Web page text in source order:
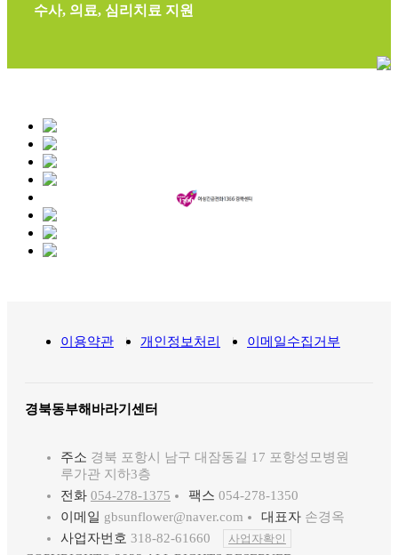
수사, 의료, 심리치료 지원
이용약관 개인정보처리 이메일수집거부
경북동부해바라기센터
주소 경북 포항시 남구 대잠동길 17 포항성모병원
루가관 지하3층
전화 054-278-1375 팩스 054-278-1350
이메일 gbsunflower@naver.com 대표자 손경옥
사업자번호 318-82-61660 사업자확인